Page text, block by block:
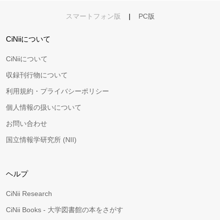
スマートフォン版 | PC版
CiNiiについて
CiNiiについて
収録刊行物について
利用規約・プライバシーポリシー
個人情報の扱いについて
お問い合わせ
国立情報学研究所 (NII)
ヘルプ
CiNii Research
CiNii Books - 大学図書館の本をさがす